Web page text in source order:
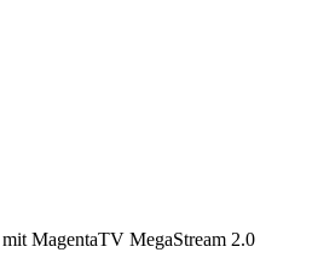
MagentaTV MegaStream 2.0